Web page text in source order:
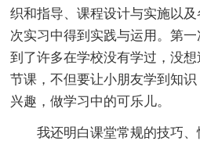
织和指导、课程设计与实施以
次实习中得到实践与运用。第
到了许多在学校没有学过，没
节课，不但要让小朋友学到知
兴趣，做学习中的可乐儿。
我还明白课堂常规的技巧